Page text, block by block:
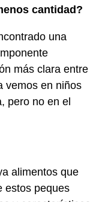
cantidad?
una
más clara entre
vemos en niños
pero no en el
alimentos que
estos peques